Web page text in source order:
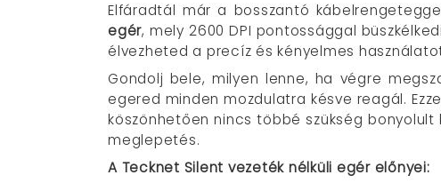
Elfáradtál már a bosszantó
egér, mely 2600 DPI pontossággal
élvezheted a precíz és kényelmes
Gondolj bele, milyen lenne, ha végre
egered minden mozdulatra késve reagál.
köszönhetően nincs többé szükség
meglepetés.
A Tecknet Silent vezeték nélküli egér előnyei: